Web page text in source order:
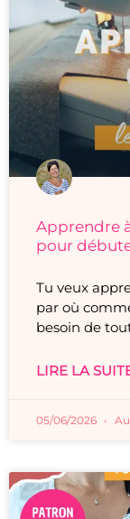
Apprendre
pour
Tu veux
par où
besoin de
LIRE LA
05/06/2026